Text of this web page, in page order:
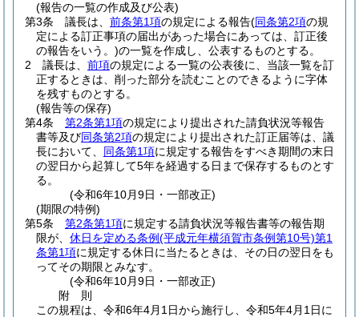
(報告の一覧の作成及び公表)
第3条
議長は、 前条第1項の規定による報告(同条第2項の規
定による訂正事項の届出があった場合にあっては、訂正後
の報告をいう。)の一覧を作成し、公表するものとする。
2
議長は、 前項の規定による一覧の公表後に、当該一覧を訂
正するときは、削った部分を読むことのできるように字体
を残すものとする。
(報告等の保存)
第4条
第2条第1項の規定により提出された請負状況等報告
書等及び同条第2項の規定により提出された訂正届等は、議
長において、 同条第1項に規定する報告をすべき期間の末日
の翌日から起算して5年を経過する日まで保存するものとす
る。
(令和6年10月9日・一部改正)
(期限の特例)
第5条
第2条第1項に規定する請負状況等報告書等の報告期
限が、 休日を定める条例(平成元年横須賀市条例第10号)第1
条第1項に規定する休日に当たるときは、その日の翌日をも
ってその期限とみなす。
(令和6年10月9日・一部改正)
附 則
この規程は、令和6年4月1日から施行し、令和5年4月1日に